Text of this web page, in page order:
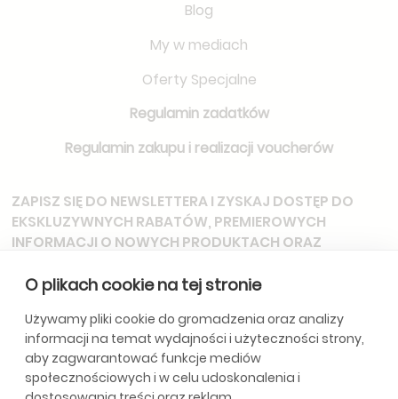
O plikach cookie na tej stronie
Używamy pliki cookie do gromadzenia oraz analizy
informacji na temat wydajności i użyteczności strony,
aby zagwarantować funkcje mediów
społecznościowych i w celu udoskonalenia i
Blog
My w mediach
Oferty Specjalne
Regulamin zadatków
Regulamin zakupu i realizacji voucherów
ZAPISZ SIĘ DO NEWSLETTERAI ZYSKAJ DOSTĘP DO
EKSKLUZYWNYCH RABATÓW, PREMIEROWYCH
INFORMACJI O NOWYCH PRODUKTACH ORAZ
*Subskrybując, wyrażasz zgodę na otrzymywanie aktualizacji od
naszej firmy. Szczegóły wPolitycę Prywatności.